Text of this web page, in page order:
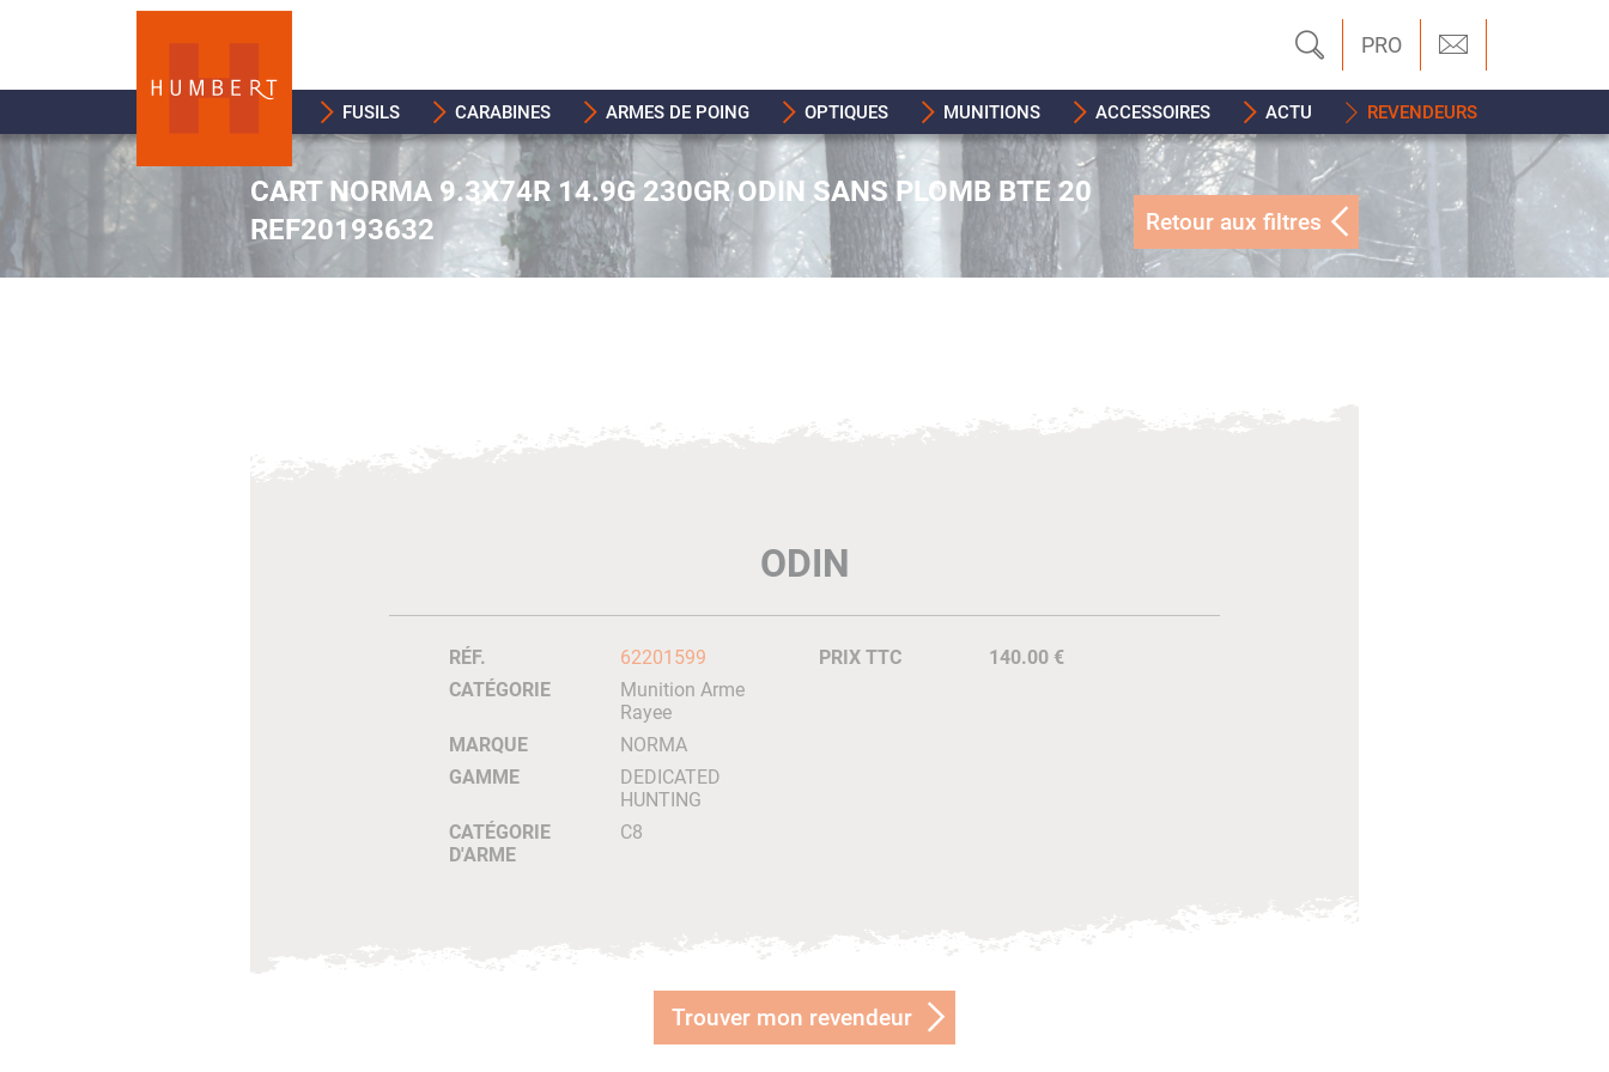
PRO
FUSILS CARABINES ARMES DE POING OPTIQUES MUNITIONS ACCESSOIRES ACTU REVENDEURS
CART NORMA 9.3X74R 14.9G 230GR ODIN SANS PLOMB BTE 20
REF20193632
Retour aux filtres
ODIN
RÉF.
62201599
CATÉGORIE
Munition Arme
Rayee
MARQUE
NORMA
GAMME
DEDICATED
HUNTING
CATÉGORIE
D'ARME
C8
PRIX TTC 140.00 €
Trouver mon revendeur